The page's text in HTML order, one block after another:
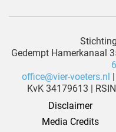
Gedempt Hamerkanaal
office@vier-voeters.nl
KvK 34179613 |
Disclaimer
Media Credits